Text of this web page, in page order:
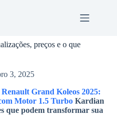
preços e o que
3, 2025
Renault Grand Koleos 2025:
Motor 1.5 Turbo Kardian
que podem transformar sua